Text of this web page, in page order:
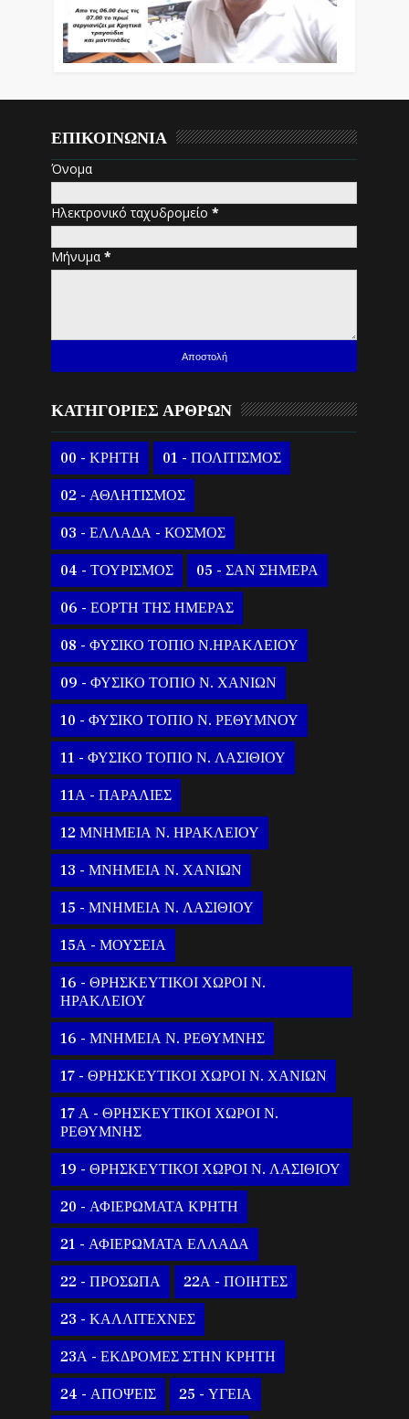
ΕΠΙΚΟΙΝΩΝΙΑ
Όνομα
Ηλεκτρονικό ταχυδρομείο*
Μήνυμα*
ΚΑΤΗΓΟΡΙΕΣ ΑΡΘΡΩΝ
00 - ΚΡΗΤΗ 01 - ΠΟΛΙΤΙΣΜΟΣ
02 - ΑΘΛΗΤΙΣΜΟΣ
03 - ΕΛΛΑΔΑ - ΚΟΣΜΟΣ
04 - ΤΟΥΡΙΣΜΟΣ 05 - ΣΑΝ ΣΗΜΕΡΑ
06 - ΕΟΡΤΗ ΤΗΣ ΗΜΕΡΑΣ
08 - ΦΥΣΙΚΟ ΤΟΠΙΟ Ν.ΗΡΑΚΛΕΙΟΥ
09 - ΦΥΣΙΚΟ ΤΟΠΙΟ Ν. ΧΑΝΙΩΝ
10 - ΦΥΣΙΚΟ ΤΟΠΙΟ Ν. ΡΕΘΥΜΝΟΥ
11 - ΦΥΣΙΚΟ ΤΟΠΙΟ Ν. ΛΑΣΙΘΙΟΥ
11Α - ΠΑΡΑΛΙΕΣ
12 ΜΝΗΜΕΙΑ Ν. ΗΡΑΚΛΕΙΟΥ
13 - ΜΝΗΜΕΙΑ Ν. ΧΑΝΙΩΝ
15 - ΜΝΗΜΕΙΑ Ν. ΛΑΣΙΘΙΟΥ
15Α - ΜΟΥΣΕΙΑ
16 - ΘΡΗΣΚΕΥΤΙΚΟΙ ΧΩΡΟΙ Ν.
ΗΡΑΚΛΕΙΟΥ
16 - ΜΝΗΜΕΙΑ Ν. ΡΕΘΥΜΝΗΣ
17 - ΘΡΗΣΚΕΥΤΙΚΟΙ ΧΩΡΟΙ Ν. ΧΑΝΙΩΝ
17 Α - ΘΡΗΣΚΕΥΤΙΚΟΙ ΧΩΡΟΙ Ν.
ΡΕΘΥΜΝΗΣ
19 - ΘΡΗΣΚΕΥΤΙΚΟΙ ΧΩΡΟΙ Ν. ΛΑΣΙΘΙΟΥ
20 - ΑΦΙΕΡΩΜΑΤΑ ΚΡΗΤΗ
21 - ΑΦΙΕΡΩΜΑΤΑ ΕΛΛΑΔΑ
22 - ΠΡΟΣΩΠΑ 22Α - ΠΟΙΗΤΕΣ
23 - ΚΑΛΛΙΤΕΧΝΕΣ
23Α - ΕΚΔΡΟΜΕΣ ΣΤΗΝ ΚΡΗΤΗ
24 - ΑΠΟΨΕΙΣ 25 - ΥΓΕΙΑ